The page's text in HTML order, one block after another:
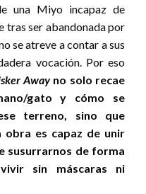
una Miyo incapaz de
tras ser abandonada por
se atreve a contar a sus
vocación. Por eso
Away no solo recae
gato y cómo se
terreno, sino que
obra es capaz de unir
susurrarnos de forma
sin máscaras ni